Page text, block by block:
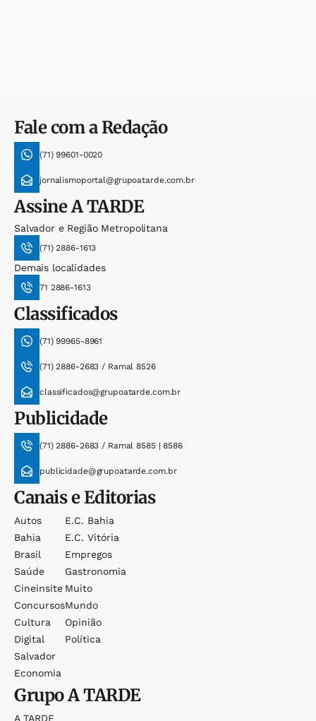
Fale com a Redação
(71) 99601-0020
jornalismoportal@grupoatarde.com.br
AssineA TARDE
Salvador e Região Metropolitana
(71) 2886-1613
Demais localidades
71 2886-1613
Classificados
(71) 99965-8961
(71) 2886-2683 / Ramal 8526
classificados@grupoatarde.com.br
Publicidade
(71) 2886-2683 / Ramal 8585 | 8586
publicidade@grupoatarde.com.br
Canais e Editorias
Autos
Bahia
Brasil
Saúde
Cineinsite
Concursos
Cultura
Digital
Salvador
Economia
E.c. Bahia
E.c. Vitória
Empregos
Gastronomia
Muito
Mundo
Opinião
Política
GrupoA TARDE
A TARDE